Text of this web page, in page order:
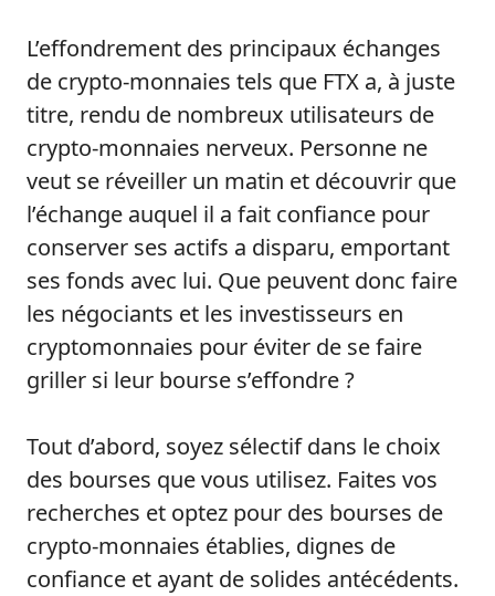
L’effondrement des principaux échanges
de crypto-monnaies tels que FTX a, à juste
titre, rendu de nombreux utilisateurs de
crypto-monnaies nerveux. Personne ne
veut se réveiller un matin et découvrir que
l’échange auquel il a fait confiance pour
conserver ses actifs a disparu, emportant
ses fonds avec lui. Que peuvent donc faire
les négociants et les investisseurs en
cryptomonnaies pour éviter de se faire
griller si leur bourse s’effondre ?
Tout d’abord, soyez sélectif dans le choix
des bourses que vous utilisez. Faites vos
recherches et optez pour des bourses de
crypto-monnaies établies, dignes de
confiance et ayant de solides antécédents.